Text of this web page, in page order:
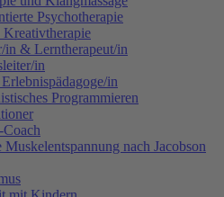
Psychotherapie
in & Lerntherapeut/in
in
in
Programmieren
Coach
Muskelentspannung nach Jacobson